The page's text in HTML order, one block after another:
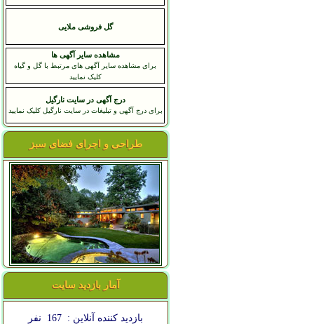
گل فروشی ملایی
مشاهده سایر آگهی ها
برای مشاهده سایر آگهی های مرتبط با گل و گیاه
کلیک نمایید
درج آگهی در سایت نارگیل
برای درج آگهی و تبلیغات در سایت نارگیل کلیک نمایید
طراحی و اجرای فضای سبز
آمار بازدید سایت
بازدید کننده آنلاین : 167 نفر